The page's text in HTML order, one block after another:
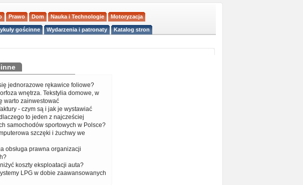
Prawo Dom Nauka i Technologie Motoryzacja
gościnne Wydarzenia i patronaty Katalog stron
jednorazowe rękawice foliowe?
wnętrza. Tekstylia domowe, w
warto zainwestować
- czym są i jak je wystawiać
to jeden z najcześciej
samochodów sportowych w Polsce?
szczęki i żuchwy we
obsługa prawna organizacji
koszty eksploatacji auta?
LPG w dobie zaawansowanych